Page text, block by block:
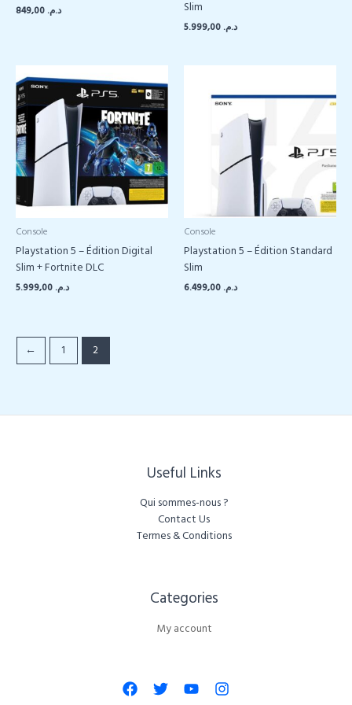
د.م.
Slim
د.م.
Console
Playstation 5 – Édition Digital
Slim + Fortnite DLC
د.م.
Console
Playstation 5 – Édition Standard
Slim
د.م.
← 1 2
Useful Links
Qui sommes-nous ?
Contact Us
Termes & Conditions
Categories​
My account